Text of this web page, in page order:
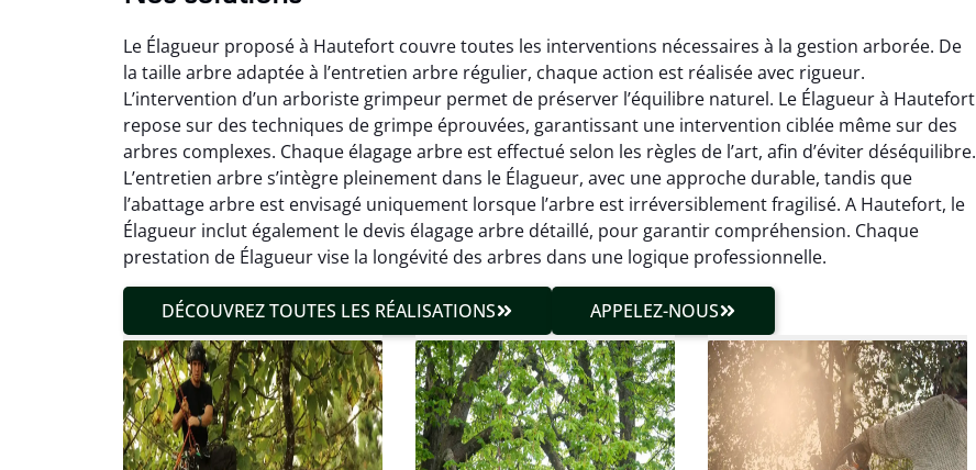
Le Élagueur proposé à Hautefort couvre toutes les interventions nécessaires à la gestion arborée. De
la taille arbre adaptée à l’entretien arbre régulier, chaque action est réalisée avec rigueur.
L’intervention d’un arboriste grimpeur permet de préserver l’équilibre naturel. Le Élagueur à Hautefort
repose sur des techniques de grimpe éprouvées, garantissant une intervention ciblée même sur des
arbres complexes. Chaque élagage arbre est effectué selon les règles de l’art, afin d’éviter déséquilibre.
L’entretien arbre s’intègre pleinement dans le Élagueur, avec une approche durable, tandis que
l’abattage arbre est envisagé uniquement lorsque l’arbre est irréversible­ment fragilisé. A Hautefort, le
Élagueur inclut également le devis élagage arbre détaillé, pour garantir compréhension. Chaque
prestation de Élagueur vise la longévité des arbres dans une logique professionnelle.
DÉCOUVREZ TOUTES LES RÉALISATIONS APPELEZ-NOUS
Mathieu Roussel
19 décembre 2025
Intervention propre et
précise malgré des
conditions compliquées. Le
résultat est exactement
conforme à mes attentes.
Julien Caradec
18 juin 2025
Travail très soigné sur des
arbres difficiles d’accès.
Intervention sécurisée,
maîtrisée. Résultat
impeccable.